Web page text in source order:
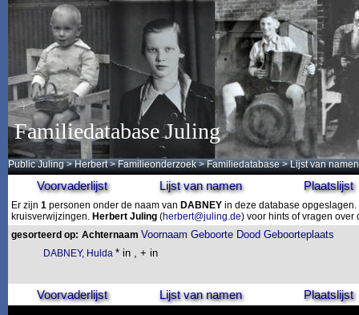
Familiedatabase Juling
Public Juling >Herbert >Familieonderzoek >Familiedatabase > Lijst van namen
Voorvaderlijst Lijst van namen Plaatslijst
Er zijn 1 personen onder de naam van DABNEY in deze database
kruisverwijzingen. Herbert Juling (herbert@juling.de) voor hints of vragen
gesorteerd op: Achternaam Voornaam Geboorte Dood Geboorteplaats
DABNEY, Hulda * in , + in
Voorvaderlijst Lijst van namen Plaatslijst